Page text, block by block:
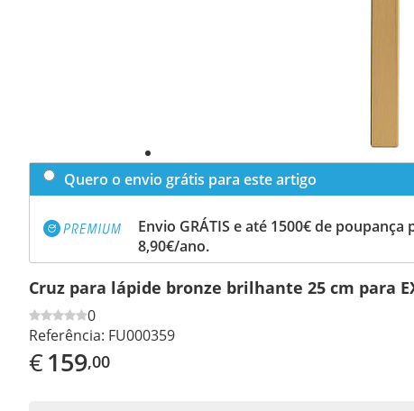
Quero o envio grátis para este artigo
Envio GRÁTIS e até 1500€ de poupança
8,90€/ano.
Cruz para lápide bronze brilhante 25 cm para
0
Referência: FU000359
€159,00